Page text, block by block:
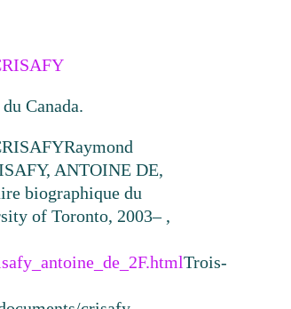
Canada.
Raymond
ANTOINE DE,
biographique du
of Toronto, 2003– ,
Trois-